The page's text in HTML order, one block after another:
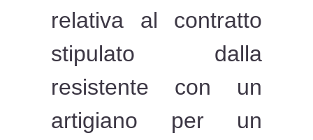
relativa al contratto
stipulato dalla
resistente con un
artigiano per un